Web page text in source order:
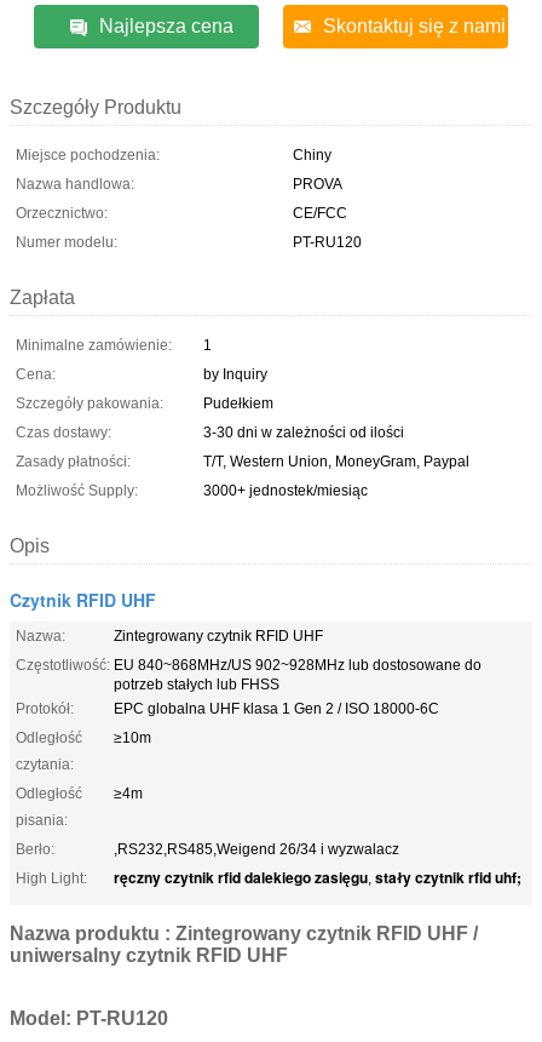
Najlepsza cena Skontaktuj się z nami
Szczegóły Produktu
Miejsce pochodzenia:
Chiny
Nazwa handlowa:
PROVA
Orzecznictwo:
CE/FCC
Numer modelu:
PT-RU120
Zapłata
Minimalne zamówienie:
1
Cena:
by Inquiry
Szczegóły pakowania:
Pudełkiem
Czas dostawy:
3-30 dni w zależności od ilości
Zasady płatności:
T/T, Western Union, MoneyGram, Paypal
Możliwość Supply:
3000+ jednostek/miesiąc
Opis
Czytnik RFID UHF
Nazwa:
Zintegrowany czytnik RFID UHF
Częstotliwość: EU 840~868MHz/US 902~928MHz lub dostosowane do
potrzeb stałych lub FHSS
Protokół:
EPC globalna UHF klasa 1 Gen 2 / ISO 18000-6C
Odległość
czytania:
≥10m
Odległość
pisania:
≥4m
Berło:
,RS232,RS485,Weigend 26/34 i wyzwalacz
High Light:
ręczny czytnik rfid dalekiego zasięgu, stały czytnik rfid uhf;
Nazwa produktu : Zintegrowany czytnik RFID UHF /
uniwersalny czytnik RFID UHF
Model: PT-RU120